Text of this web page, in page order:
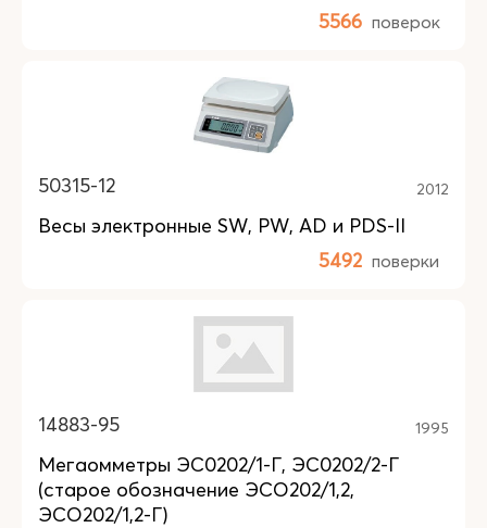
5566 поверок
50315-12 2012
Весы электронные SW, PW, AD и PDS-II
5492 поверки
14883-95 1995
Мегаомметры ЭС0202/1-Г, ЭС0202/2-Г
(старое обозначение ЭСО202/1,2,
ЭСО202/1,2-Г)